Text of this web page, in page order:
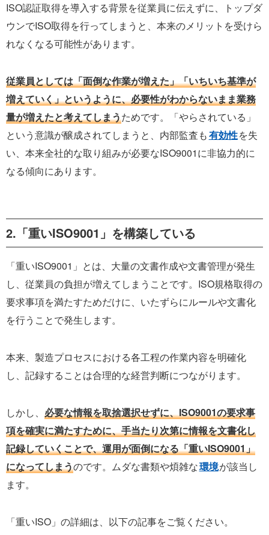
ISO認証取得を導入する背景を従業員に伝えずに、トップダ
ウンでISO取得を行ってしまうと、本来のメリットを受けら
れなくなる可能性があります。
従業員としては「面倒な作業が増えた」「いちいち基準が
増えていく」というように、必要性がわからないまま業務
量が増えたと考えてしまうためです。「やらされている」
という意識が醸成されてしまうと、内部監査も有効性を失
い、本来全社的な取り組みが必要なISO9001に非協力的に
なる傾向にあります。
2.「重いISO9001」を構築している
「重いISO9001」とは、大量の文書作成や文書管理が発生
し、従業員の負担が増えてしまうことです。ISO規格取得の
要求事項を満たすためだけに、いたずらにルールや文書化
を行うことで発生します。
本来、製造プロセスにおける各工程の作業内容を明確化
し、記録することは合理的な経営判断につながります。
しかし、 必要な情報を取捨選択せずに、ISO9001の要求事
項を確実に満たすために、手当たり次第に情報を文書化し
記録していくことで、運用が面倒になる「重いISO9001」
になってしまうのです。ムダな書類や煩雑な環境が該当し
ます。
「重いISO」の詳細は、以下の記事をご覧ください。